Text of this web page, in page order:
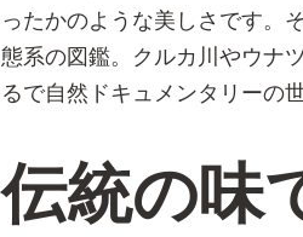
ったかのような美しさです。
態系の図鑑。クルカ川やウナ
るで自然ドキュメンタリーの
伝統の味